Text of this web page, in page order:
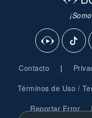
Contacto |
Términos de Uso /
Reportar Error |